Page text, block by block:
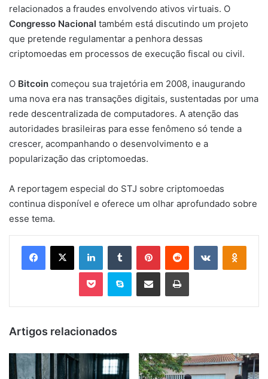
relacionados a fraudes envolvendo ativos virtuais. O
Congresso Nacional também está discutindo um projeto
que pretende regulamentar a penhora dessas
criptomoedas em processos de execução fiscal ou civil.
O Bitcoin começou sua trajetória em 2008, inaugurando
uma nova era nas transações digitais, sustentadas por uma
rede descentralizada de computadores. A atenção das
autoridades brasileiras para esse fenômeno só tende a
crescer, acompanhando o desenvolvimento e a
popularização das criptomoedas.
A reportagem especial do STJ sobre criptomoedas
continua disponível e oferece um olhar aprofundado sobre
esse tema.
Facebook
X LinkedinTumblr PinterestReddit VK OK
Pocket Skype Compartilhar via e-mail Imprimir
Artigos relacionados